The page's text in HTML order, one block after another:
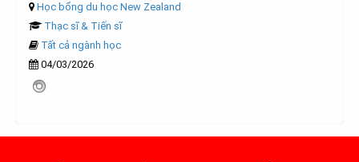
Học bổng du học New Zealand
Thạc sĩ & Tiến sĩ
Tất cả ngành học
04/03/2026